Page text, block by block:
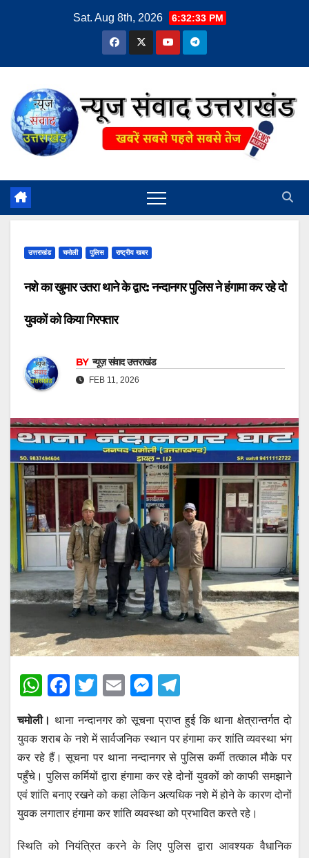
Sat. Aug 8th, 2026 6:32:34 PM
उत्तराखंड चमोली पुलिस राष्ट्रीय खबर
नशे का खुमार उतरा थाने के द्वार: नन्दानगर पुलिस ने हंगामा कर रहे दो
युवकों को किया गिरफ्तार
BY न्यूज़ संवाद उत्तराखंड
FEB 11, 2026
W
at
s
A
p
p
F
c
e
b
o
o
k
T
tt
er
E
ail
M
ss
e
n
g
er
el
e
gr
a
m
चमोली। थाना नन्दानगर को सूचना प्राप्त हुई कि थाना क्षेत्रान्तर्गत दो
युवक शराब के नशे में सार्वजनिक स्थान पर हंगामा कर शांति व्यवस्था भंग
कर रहे हैं। सूचना पर थाना नन्दानगर से पुलिस कर्मी तत्काल मौके पर
पहुँचे। पुलिस कर्मियों द्वारा हंगामा कर रहे दोनों युवकों को काफी समझाने
एवं शांति बनाए रखने को कहा लेकिन अत्यधिक नशे में होने के कारण दोनों
युवक लगातार हंगामा कर शांति व्यवस्था को प्रभावित करते रहे।
स्थिति को नियंत्रित करने के लिए पुलिस द्वारा आवश्यक वैधानिक